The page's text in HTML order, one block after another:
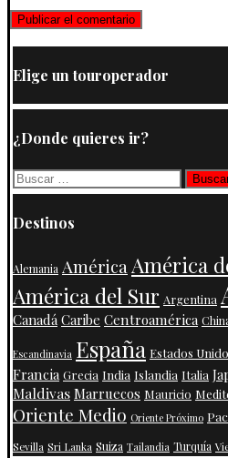
Elige un touroperador
¿Donde quieres ir?
Buscar:
Destinos
Alemania AméricaAmérica
América del Sur Argentina
Canadá Caribe Centroamérica
Escandinavia España Estados
Francia Grecia India Islandia Italia
Maldivas Marruecos Mauricio
Oriente Medio Oriente Próximo
Sevilla Sri Lanka Suiza Tailandia Turquía